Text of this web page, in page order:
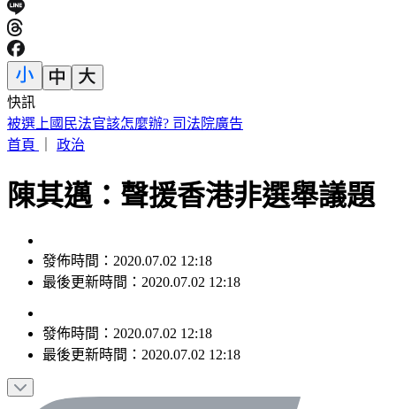
快訊
桃園85歲嬤遭「鐵拐狂砸」亡！老伴自首殺人 兒媳返家驚見慘
首頁
政治
陳其邁：聲援香港非選舉議題
發佈時間：2020.07.02 12:18
最後更新時間：2020.07.02 12:18
發佈時間： 2020.07.02 12:18
最後更新時間： 2020.07.02 12:18